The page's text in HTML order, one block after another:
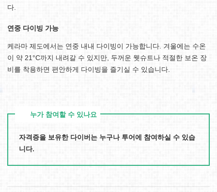
다.
연중 다이빙 가능
케라마 제도에서는 연중 내내 다이빙이 가능합니다. 겨울에는 수온
이 약 21°C까지 내려갈 수 있지만, 두꺼운 웻슈트나 적절한 보온 장
비를 착용하면 편안하게 다이빙을 즐기실 수 있습니다.
누가 참여할 수 있나요
자격증을 보유한 다이버는 누구나 투어에 참여하실 수 있습
니다.